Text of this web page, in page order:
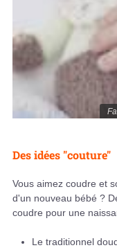
Des idées "couture"
Vous aimez coudre et
d'un nouveau bébé ?
coudre pour une
Le traditionnel